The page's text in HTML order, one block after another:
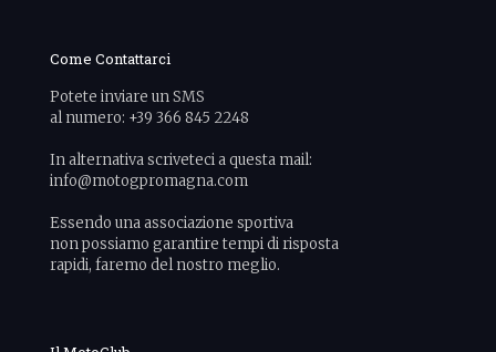
Come Contattarci
Potete inviare un SMS
al numero: +39 366 845 2248
In alternativa scriveteci a questa mail:
info@motogpromagna.com
Essendo una associazione sportiva
non possiamo garantire tempi di risposta
rapidi, faremo del nostro meglio.